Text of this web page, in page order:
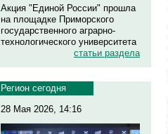
Акция "Единой России" прошла
на площадке Приморского
государственного аграрно-
технологического университета
статьи раздела
Регион сегодня
28 Мая 2026, 14:16